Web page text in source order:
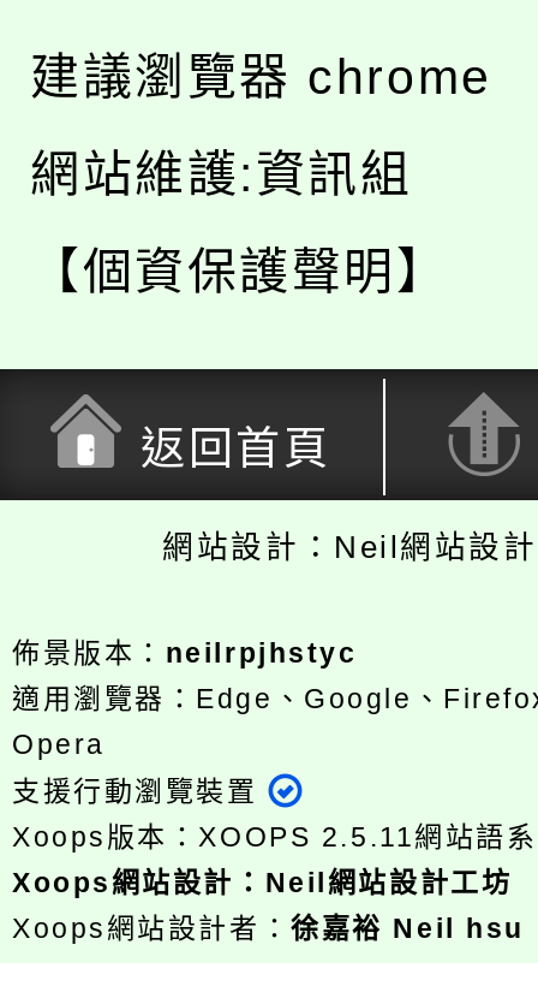
建議瀏覽器 chrome
網站維護:資訊組
【個資保護聲明】
返回首頁
網站設計：Neil網站設
佈景版本： neilrpjhstyc
適用瀏覽器：Edge、Google、
Opera
支援行動瀏覽裝置
Xoops版本： XOOPS 2.5.11網站語
Xoops網站設計 ： Neil網站設計工坊
Xoops網站設計者：徐嘉裕 Neil hsu